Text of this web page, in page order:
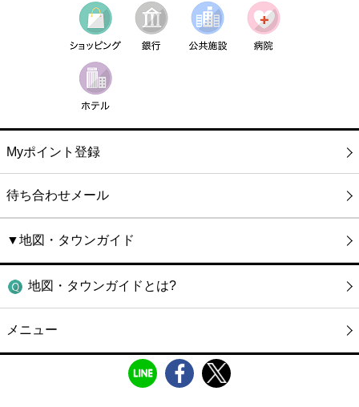
Myポイント登録
待ち合わせメール
▼地図・タウンガイド
地図・タウンガイドとは?
メニュー